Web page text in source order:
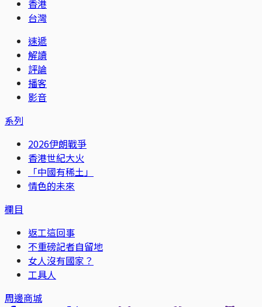
香港
台灣
速遞
解讀
評論
播客
影音
系列
2026伊朗戰爭
香港世紀大火
「中國有稀土」
情色的未來
欄目
返工這回事
不重磅記者自留地
女人沒有國家？
工具人
周邊商城